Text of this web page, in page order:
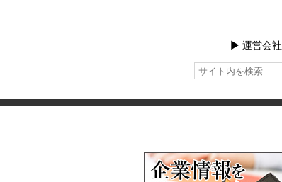
▶︎ 運営会社